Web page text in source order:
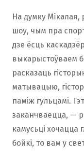
На думку Мікалая,
шоу, чым пра
дзе ёсць
выкарыстоўваем
расказаць
матывацыю,
паміж гульцамі.
заканчваецца, —
камусьці хочацца
бойкі, то вам у